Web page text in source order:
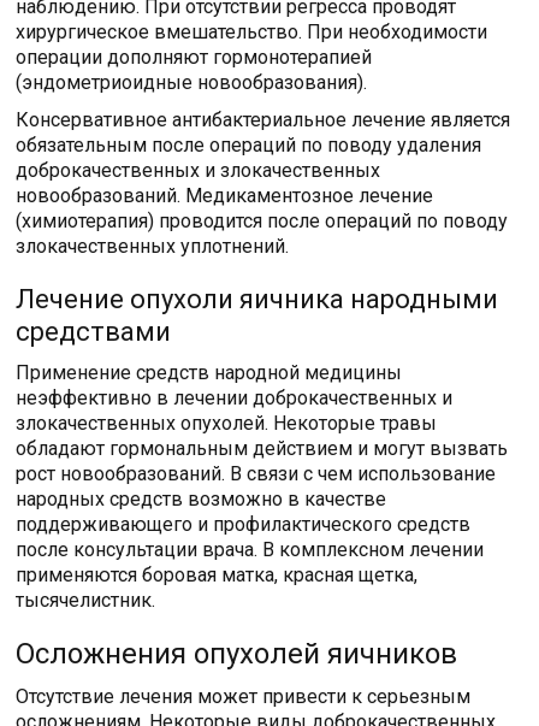
наблюдению. При отсутствии регресса проводят
хирургическое вмешательство. При необходимости
операции дополняют гормонотерапией
(эндометриоидные новообразования).
Консервативное антибактериальное лечение является
обязательным после операций по поводу удаления
доброкачественных и злокачественных
новообразований. Медикаментозное лечение
(химиотерапия) проводится после операций по поводу
злокачественных уплотнений.
Лечение опухоли яичника народными
средствами
Применение средств народной медицины
неэффективно в лечении доброкачественных и
злокачественных опухолей. Некоторые травы
обладают гормональным действием и могут вызвать
рост новообразований. В связи с чем использование
народных средств возможно в качестве
поддерживающего и профилактического средств
после консультации врача. В комплексном лечении
применяются боровая матка, красная щетка,
тысячелистник.
Осложнения опухолей яичников
Отсутствие лечения может привести к серьезным